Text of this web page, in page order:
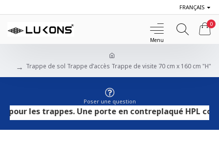
FRANÇAIS
0
Trappe de sol Trappe d’accès Trappe de visite 70 cm x 160 cm "H"
Poser une question
les trappes. Une porte en contreplaqué HPL